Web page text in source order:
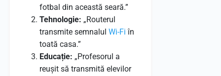
fotbal din această seară.”
Tehnologie: „Routerul
transmite semnalul Wi-Fi în
toată casa.”
Educație: „Profesorul a
reușit să transmită elevilor